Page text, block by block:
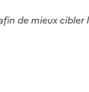
de mieux